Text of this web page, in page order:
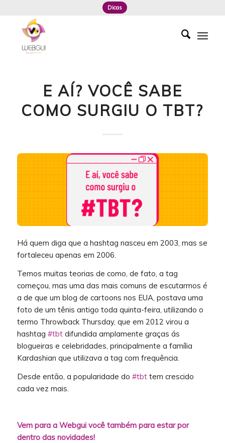
Dicas
E AÍ? VOCÊ SABE
COMO SURGIU O TBT?
Há quem diga que a hashtag nasceu em 2003, mas se
fortaleceu apenas em 2006.
Temos muitas teorias de como, de fato, a tag
começou, mas uma das mais comuns de escutarmos é
a de que um blog de cartoons nos EUA, postava uma
foto de um tênis antigo toda quinta-feira, utilizando o
termo Throwback Thursday, que em 2012 virou a
hashtag #tbtdifundida amplamente graças ás
blogueiras e celebridades, principalmente a família
Kardashian que utilizava a tag com frequência.
Desde então, a popularidade do #tbttem crescido
cada vez mais.
Vem para a Webgui você também para estar por
dentro das novidades!